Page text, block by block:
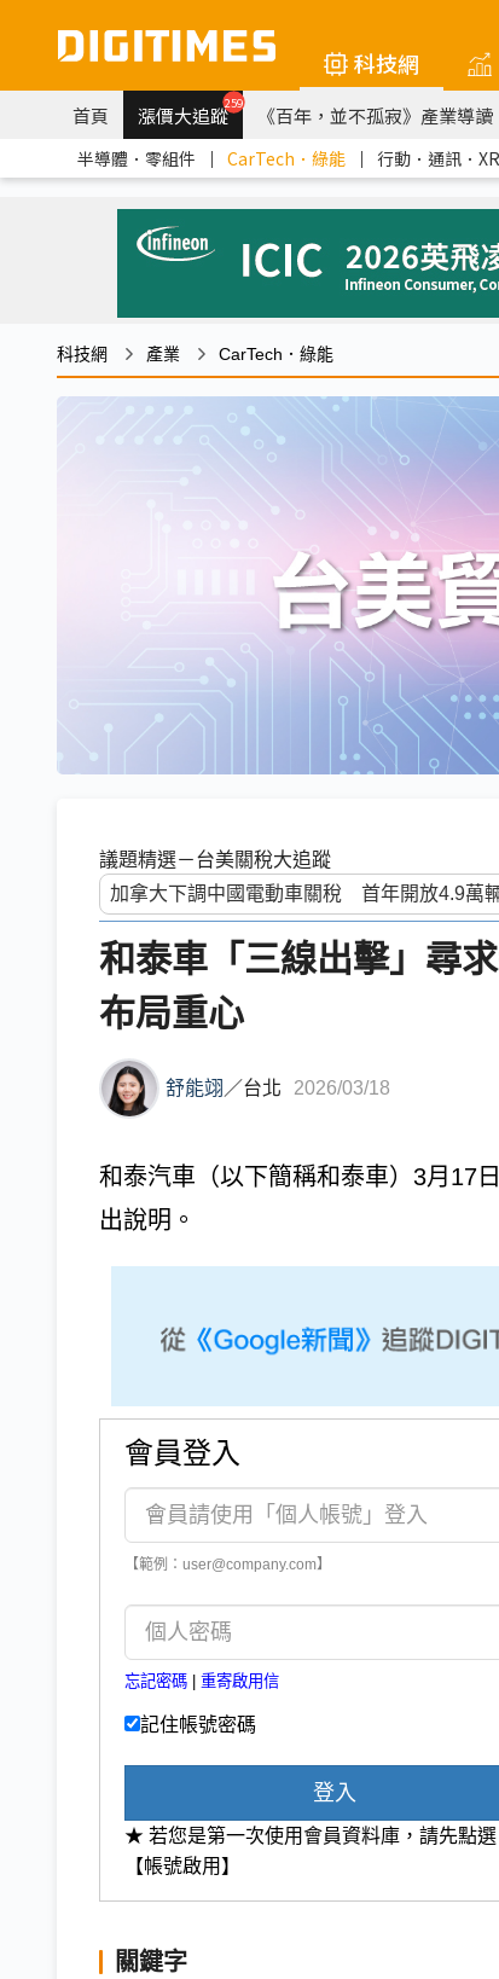
科技網
首頁 漲價大追蹤259 《百年，並不孤寂》產業導讀
半導體．零組件 ｜ CarTech．綠能 ｜ 行動．通訊．XR
科技網 產業 CarTech．綠能
議題精選－台美關稅大追蹤
和泰車「三線出擊」尋
布局重心
舒能翊 ／台北 2026/03/18
和泰汽車（以下簡稱和泰車）3月17
出說明。
會員登入
【範例：user@company.com】
忘記密碼 重寄啟用信
記住帳號密碼
登入
★ 若您是第一次使用會員資料庫，請先點選
【帳號啟用】
關鍵字